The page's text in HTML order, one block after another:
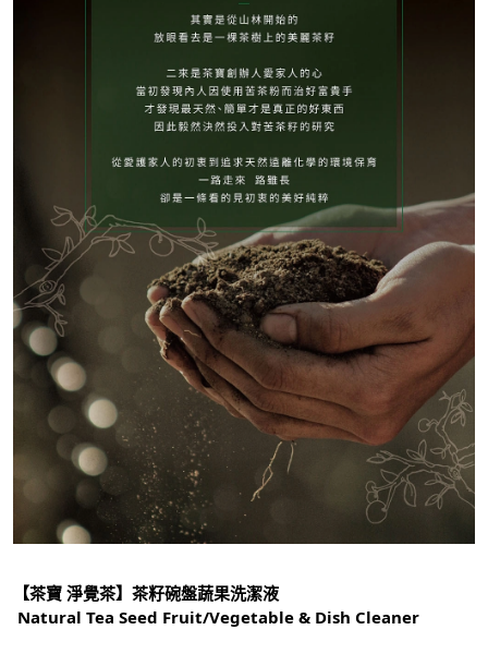
【茶寶 淨覺茶】茶籽碗盤蔬果洗潔液
Natural Tea Seed Fruit/Vegetable & Dish Cleaner